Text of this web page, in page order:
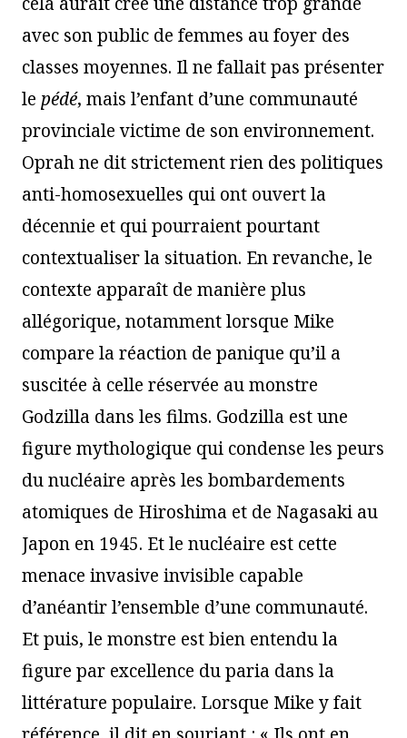
avec son public de femmes au foyer des
classes moyennes. Il ne fallait pas présenter
le pédé, mais l’enfant d’une communauté
provinciale victime de son environnement.
Oprah ne dit strictement rien des politiques
anti-homosexuelles qui ont ouvert la
décennie et qui pourraient pourtant
contextualiser la situation. En revanche, le
contexte apparaît de manière plus
allégorique, notamment lorsque Mike
compare la réaction de panique qu’il a
suscitée à celle réservée au monstre
Godzilla dans les films. Godzilla est une
figure mythologique qui condense les peurs
du nucléaire après les bombardements
atomiques de Hiroshima et de Nagasaki au
Japon en 1945. Et le nucléaire est cette
menace invasive invisible capable
d’anéantir l’ensemble d’une communauté.
Et puis, le monstre est bien entendu la
figure par excellence du paria dans la
littérature populaire. Lorsque Mike y fait